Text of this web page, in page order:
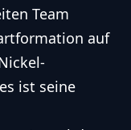
Team
auf
ist seine